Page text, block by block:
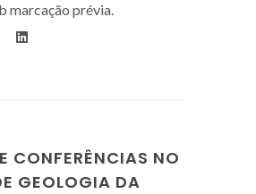
marcação prévia.
CONFERÊNCIAS NO
GEOLOGIA DA